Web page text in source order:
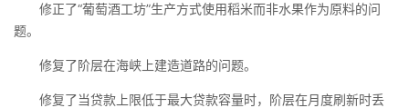
修正了“葡萄酒工坊”生产方式使用稻米而非水果作为原料的问
题。
修复了阶层在海峡上建造道路的问题。
修复了当贷款上限低于最大贷款容量时，阶层在月度刷新时丢